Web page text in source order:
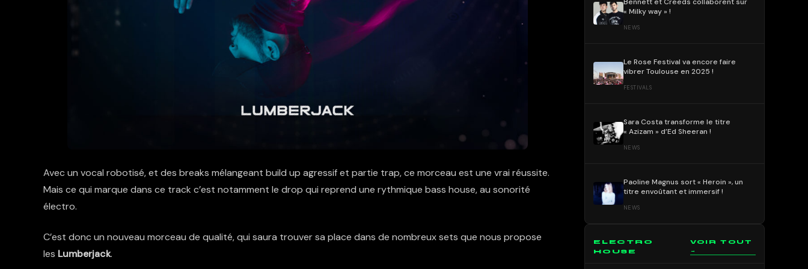
Avec un vocal robotisé, et des breaks mélangeant build up agressif et partie trap, ce morceau est une vrai réussite.
Mais ce qui marque dans ce track c’est notamment le drop qui reprend une rythmique bass house, au sonorité
électro.
C’est donc un nouveau morceau de qualité, qui saura trouver sa place dans de nombreux sets que nous propose
les Lumberjack.
« Milky way » !
NEWS
Le Rose Festival va encore faire
vibrer Toulouse en 2025 !
FESTIVALS
Sara Costa transforme le titre
« Azizam » d’Ed Sheeran !
NEWS
Paoline Magnus sort « Heroin », un
titre envoûtant et immersif !
NEWS
ELECTRO
HOUSE
VOIR TOUT
→